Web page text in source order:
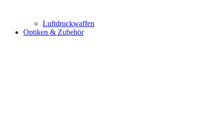
Luftdruckwaffen
Optiken & Zubehör